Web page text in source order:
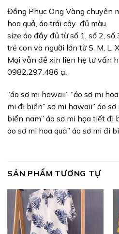
Đồng Phục Ong Vàng chuyên
hoa quả, áo trái cây đủ màu.
size áo đầy đủ từ số 1, số 2, số
trẻ con và người lớn từ S, M, L,
Mọi vẫn đề xin liên hệ tư vấn
0982.297.486 ạ.
“áo sơ mi hawaii” “áo sơ mi
mi đi biển” sơ mi hawaii” áo
biển nam” áo sơ mi họa tiết đi
áo sơ mi hoa quả” áo sơ mi đi
SẢN PHẨM TƯƠNG TỰ